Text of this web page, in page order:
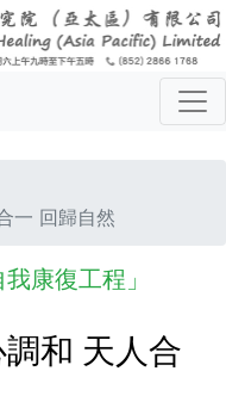
一 回歸自然
康復工程」
和 天人合